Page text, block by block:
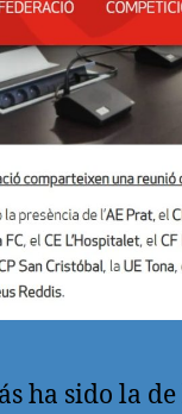
ha sido la